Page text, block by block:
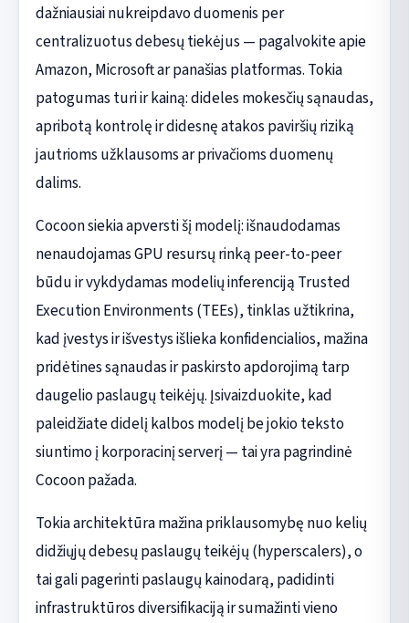
dažniausiai nukreipdavo duomenis per
centralizuotus debesų tiekėjus — pagalvokite apie
Amazon, Microsoft ar panašias platformas. Tokia
patogumas turi ir kainą: dideles mokesčių sąnaudas,
apribotą kontrolę ir didesnę atakos paviršių riziką
jautrioms užklausoms ar privačioms duomenų
dalims.
Cocoon siekia apversti šį modelį: išnaudodamas
nenaudojamas GPU resursų rinką peer-to-peer
būdu ir vykdydamas modelių inferenciją Trusted
Execution Environments (TEEs), tinklas užtikrina,
kad įvestys ir išvestys išlieka konfidencialios, mažina
pridėtines sąnaudas ir paskirsto apdorojimą tarp
daugelio paslaugų teikėjų. Įsivaizduokite, kad
paleidžiate didelį kalbos modelį be jokio teksto
siuntimo į korporacinį serverį — tai yra pagrindinė
Cocoon pažada.
Tokia architektūra mažina priklausomybę nuo kelių
didžiųjų debesų paslaugų teikėjų (hyperscalers), o
tai gali pagerinti paslaugų kainodarą, padidinti
infrastruktūros diversifikaciją ir sumažinti vieno